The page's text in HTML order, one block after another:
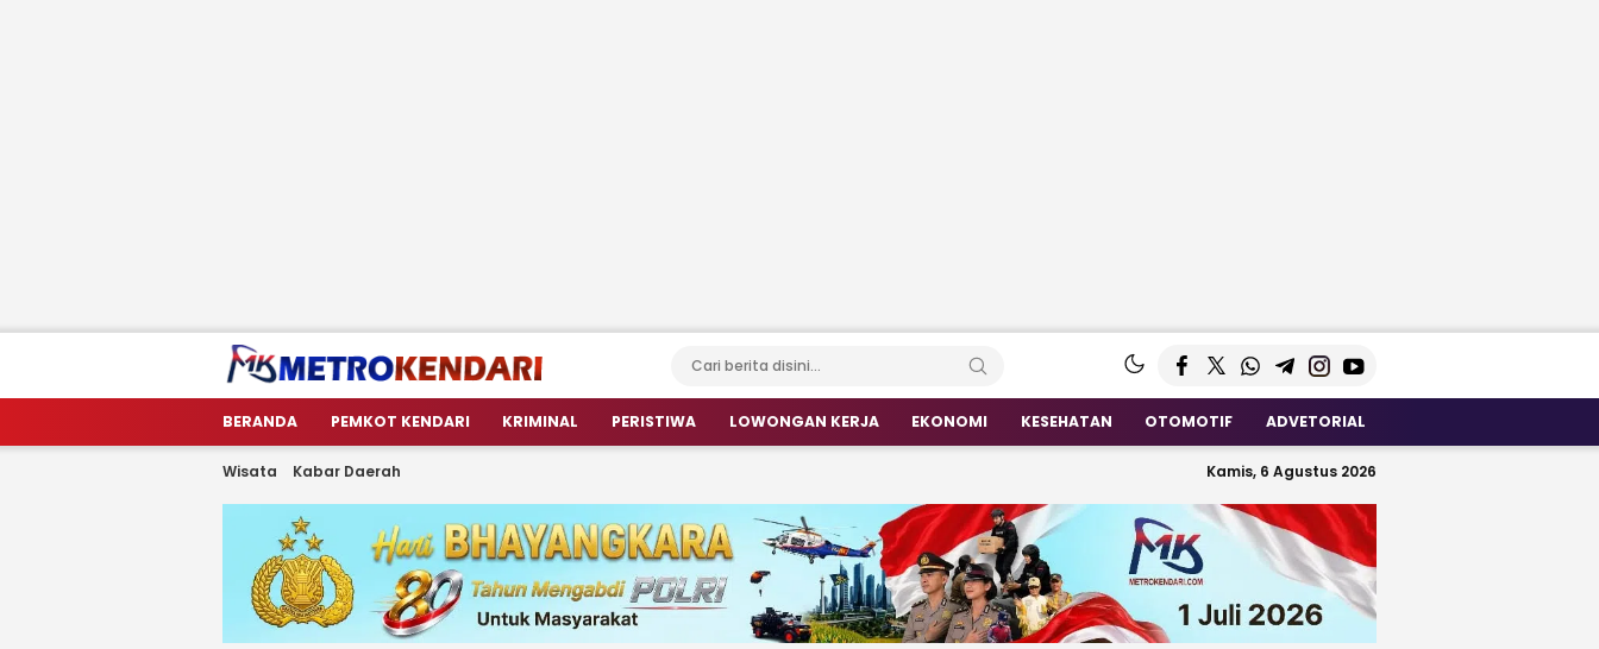
metrokendari
Berita Terkini Sulawesi Tenggara
BERANDA PEMKOT KENDARI KRIMINAL PERISTIWA LOWONGAN KERJA EKONOMI KESEHATAN OTOMOTIF ADVETORIAL
Wisata Kabar Daerah Kamis, 6 Agustus 2026